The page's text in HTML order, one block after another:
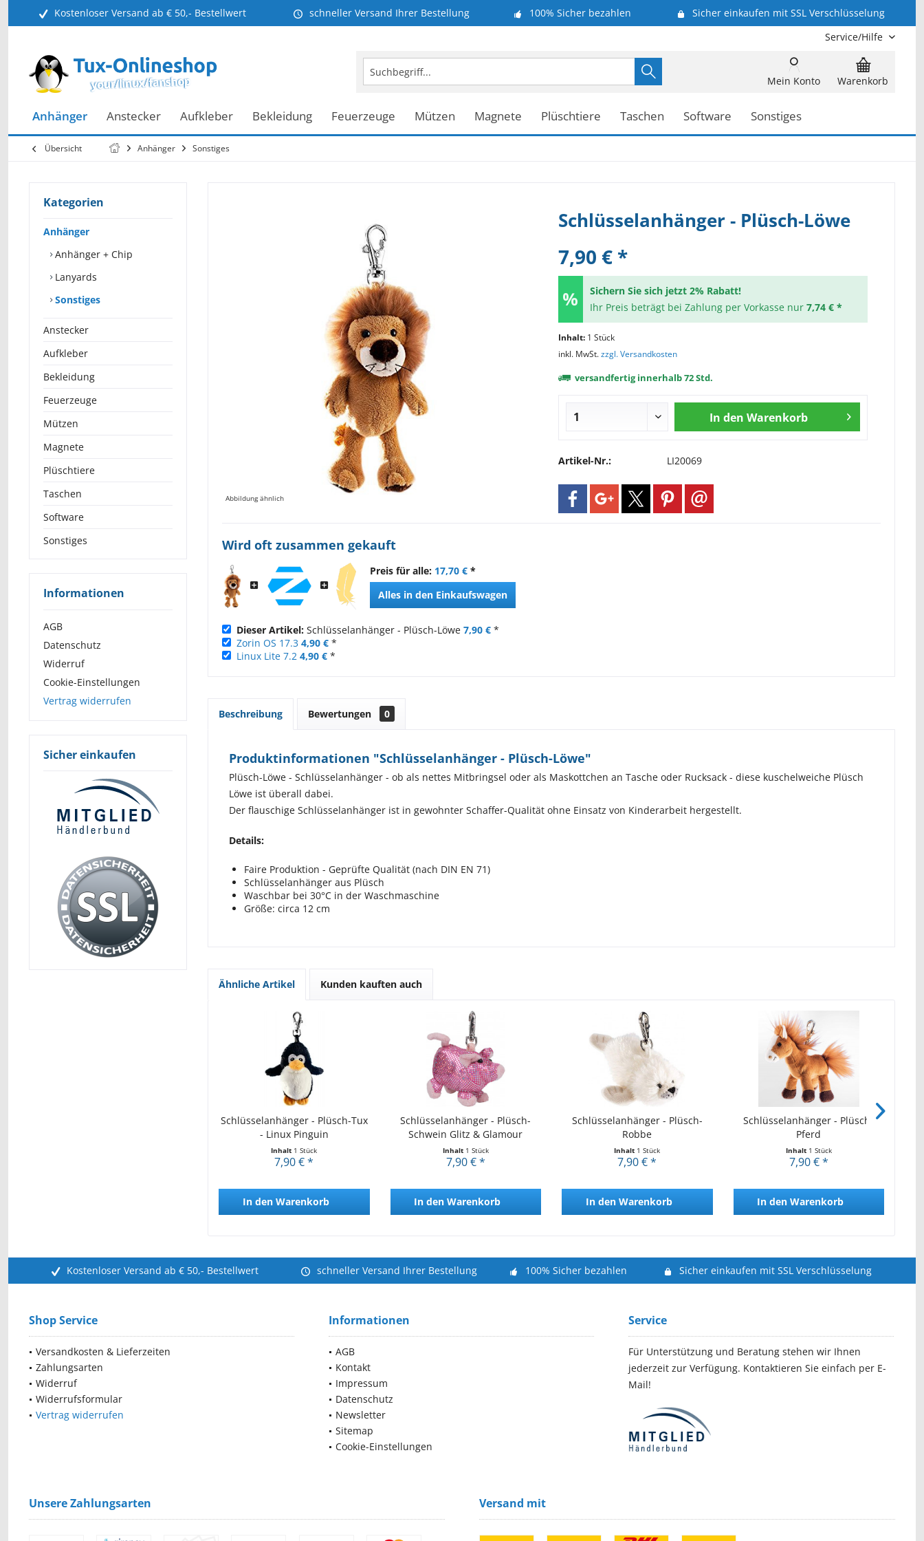
Kostenloser Versand ab € 50,- Bestellwert schneller Versand Ihrer Bestellung 100% Sicher bezahlen
Sicher einkaufen mit SSL Verschlüsselung
Service/Hilfe
Warenkorb
Mein Konto
Anhänger Anstecker Aufkleber Bekleidung Feuerzeuge Mützen Magnete Plüschtiere Taschen Software Sonstiges
Übersicht Anhänger Sonstiges
Kategorien
Anhänger
Anhänger + Chip
Lanyards
Sonstiges
Anstecker
Aufkleber
Bekleidung
Feuerzeuge
Mützen
Magnete
Plüschtiere
Taschen
Software
Sonstiges
Informationen
AGB
Datenschutz
Widerruf
Cookie-Einstellungen
Vertrag widerrufen
Sicher einkaufen
Abbildung ähnlich
Schlüsselanhänger - Plüsch-Löwe
7,90 € *
Sichern Sie sich jetzt 2% Rabatt!
Ihr Preis beträgt bei Zahlung per Vorkasse nur 7,74 € *
Inhalt: 1 Stück
inkl. MwSt.zzgl. Versandkosten
versandfertig innerhalb 72 Std.
In den Warenkorb
Artikel-Nr.: LI20069
Wird oft zusammen gekauft
Preis für alle: 17,70 €*
Alles in den Einkaufswagen
Dieser Artikel: Schlüsselanhänger - Plüsch-Löwe 7,90 € *
Zorin OS 17.3 4,90 € *
Linux Lite 7.2 4,90 € *
Beschreibung Bewertungen 0
Produktinformationen "Schlüsselanhänger - Plüsch-Löwe"
Plüsch-Löwe - Schlüsselanhänger - ob als nettes Mitbringsel oder als Maskottchen an Tasche oder Rucksack - diese kuschelweiche Plüsch
Löwe ist überall dabei.
Der flauschige Schlüsselanhänger ist in gewohnter Schaffer-Qualität ohne Einsatz von Kinderarbeit hergestellt.
Details:
Faire Produktion - Geprüfte Qualität (nach DIN EN 71)
Schlüsselanhänger aus Plüsch
Waschbar bei 30°C in der Waschmaschine
Größe: circa 12 cm
Ähnliche Artikel Kunden kauften auch
Schlüsselanhänger - Plüsch-Tux
- Linux Pinguin
Inhalt 1 Stück
7,90 € *
In den Warenkorb
Schlüsselanhänger - Plüsch-
Schwein Glitz & Glamour
Inhalt 1 Stück
7,90 € *
In den Warenkorb
Schlüsselanhänger - Plüsch-
Robbe
Inhalt 1 Stück
7,90 € *
In den Warenkorb
Schlüsselanhänger - Plüsch-
Pferd
Inhalt 1 Stück
7,90 € *
In den Warenkorb
Kostenloser Versand ab € 50,- Bestellwert schneller Versand Ihrer Bestellung 100% Sicher bezahlen Sicher einkaufen mit SSL Verschlüsselung
Shop Service
Versandkosten & Lieferzeiten
Zahlungsarten
Widerruf
Widerrufsformular
Vertrag widerrufen
Informationen
AGB
Kontakt
Impressum
Datenschutz
Newsletter
Sitemap
Cookie-Einstellungen
Service
Für Unterstützung und Beratung stehen wir Ihnen
jederzeit zur Verfügung. Kontaktieren Sie einfach per E-
Mail!
Unsere Zahlungsarten Versand mit